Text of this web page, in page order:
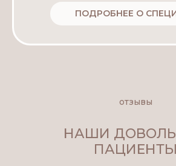
ПОДРОБНЕЕ О
отзывы
НАШИ
ПАЦИЕНТЫ